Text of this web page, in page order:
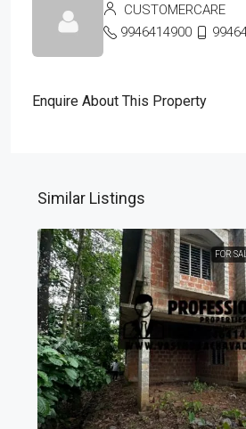
CUSTOMERCARE
9946414900
Enquire About This Property
Similar Listings
FOR